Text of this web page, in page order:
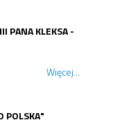
PANA KLEKSA -
Więcej...
POLSKA"